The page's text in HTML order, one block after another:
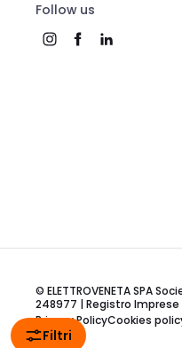
Filtri
Follow us
© ELETTROVENETA SPA
248977 | Registro Imprese
Privacy PolicyCookies